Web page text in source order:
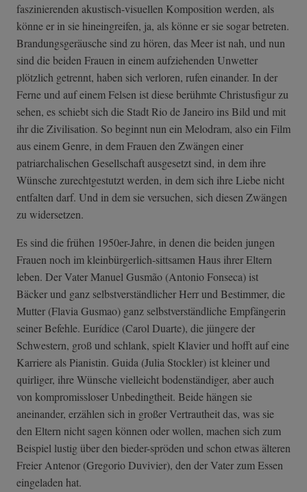
faszinierenden akustisch-visuellen Komposition werden, als
könne er in sie hineingreifen, ja, als könne er sie sogar betreten.
Brandungsgeräusche sind zu hören, das Meer ist nah, und nun
sind die beiden Frauen in einem aufziehenden Unwetter
plötzlich getrennt, haben sich verloren, rufen einander. In der
Ferne und auf einem Felsen ist diese berühmte Christusfigur zu
sehen, es schiebt sich die Stadt Rio de Janeiro ins Bild und mit
ihr die Zivilisation. So beginnt nun ein Melodram, also ein Film
aus einem Genre, in dem Frauen den Zwängen einer
patriarchalischen Gesellschaft ausgesetzt sind, in dem ihre
Wünsche zurechtgestutzt werden, in dem sich ihre Liebe nicht
entfalten darf. Und in dem sie versuchen, sich diesen Zwängen
zu widersetzen.
Es sind die frühen 1950er-Jahre, in denen die beiden jungen
Frauen noch im kleinbürgerlich-sittsamen Haus ihrer Eltern
leben. Der Vater Manuel Gusmão (Antonio Fonseca) ist
Bäcker und ganz selbstverständlicher Herr und Bestimmer, die
Mutter (Flavia Gusmao) ganz selbstverständliche Empfängerin
seiner Befehle. Eurídice (Carol Duarte), die jüngere der
Schwestern, groß und schlank, spielt Klavier und hofft auf eine
Karriere als Pianistin. Guida (Julia Stockler) ist kleiner und
quirliger, ihre Wünsche vielleicht bodenständiger, aber auch
von kompromissloser Unbedingtheit. Beide hängen sie
aneinander, erzählen sich in großer Vertrautheit das, was sie
den Eltern nicht sagen können oder wollen, machen sich zum
Beispiel lustig über den bieder-spröden und schon etwas älteren
Freier Antenor (Gregorio Duvivier), den der Vater zum Essen
eingeladen hat.